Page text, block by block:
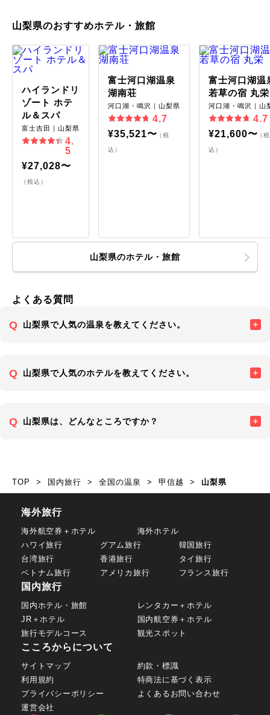
山梨県のおすすめホテル・旅館
ハイランドリ
ゾート ホテ
ル＆スパ
富士吉田｜山梨県
4.
5
¥27,028〜
（税込）
富士河口湖温泉
湖南荘
河口湖・鳴沢｜山梨県
4.7
¥35,521〜（税
込）
富士河口湖温
若草の宿 丸栄
河口湖・鳴沢｜山
4.7
¥21,600〜（税
込）
山梨県のホテル・旅館
よくある質問
山梨県で人気の温泉を教えてください。
山梨県で人気のホテルを教えてください。
山梨県は、どんなところですか？
TOP 国内旅行 全国の温泉 甲信越 山梨県
海外旅行
海外航空券＋ホテル
海外ホテル
ハワイ旅行
グアム旅行
韓国旅行
台湾旅行
香港旅行
タイ旅行
ベトナム旅行
アメリカ旅行 フランス旅行
国内旅行
国内ホテル・旅館
レンタカー＋ホテル
JR＋ホテル
国内航空券＋ホテル
旅行モデルコース
観光スポット
こころからについて
サイトマップ
約款・標識
利用規約
特商法に基づく表示
プライバシーポリシー
よくあるお問い合わせ
運営会社